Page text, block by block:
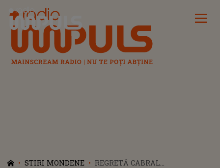
Radio Impuls
STIRI MONDENE
REGRETĂ CABRAL